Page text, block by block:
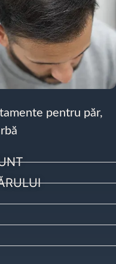
pentru păr,